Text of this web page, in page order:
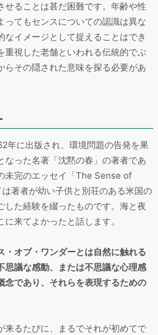
せることは甚だ困難です。年齢や性
ってもセンスについての認識は異な
なイメージとして捉えることはでき
重視した老舗といわれる伝統的でぶ
らその隠された意味を探る必要があ
年に出版され、環境問題の告発を果
なった名著「沈黙の春」の著者であ
未完のエッセイ「The Sense of
著者が幼い子供と別荘のある米国の
した経験を綴ったものです。海と夜
来てよかったと話します。
・オブ・ワンダーとは自然に触れる
思議な感動、または不思議な心理感
念であり、それらを表現するための
来るたびに、まるでそれが初めてで